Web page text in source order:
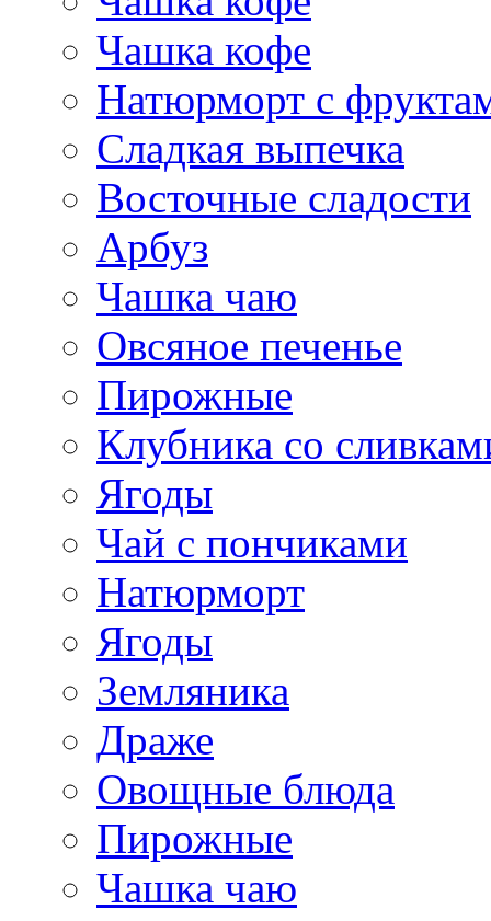
Чашка кофе
Натюрморт с
Сладкая выпечка
Восточные сладости
Арбуз
Чашка чаю
Овсяное печенье
Пирожные
Клубника со
Ягоды
Чай с пончиками
Натюрморт
Ягоды
Земляника
Драже
Овощные блюда
Пирожные
Чашка чаю